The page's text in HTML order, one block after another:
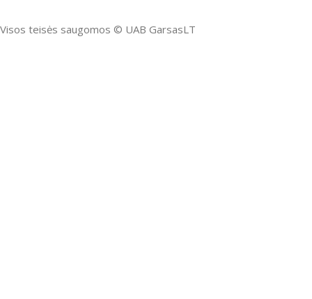
Visos teisės saugomos ©️ UAB GarsasLT